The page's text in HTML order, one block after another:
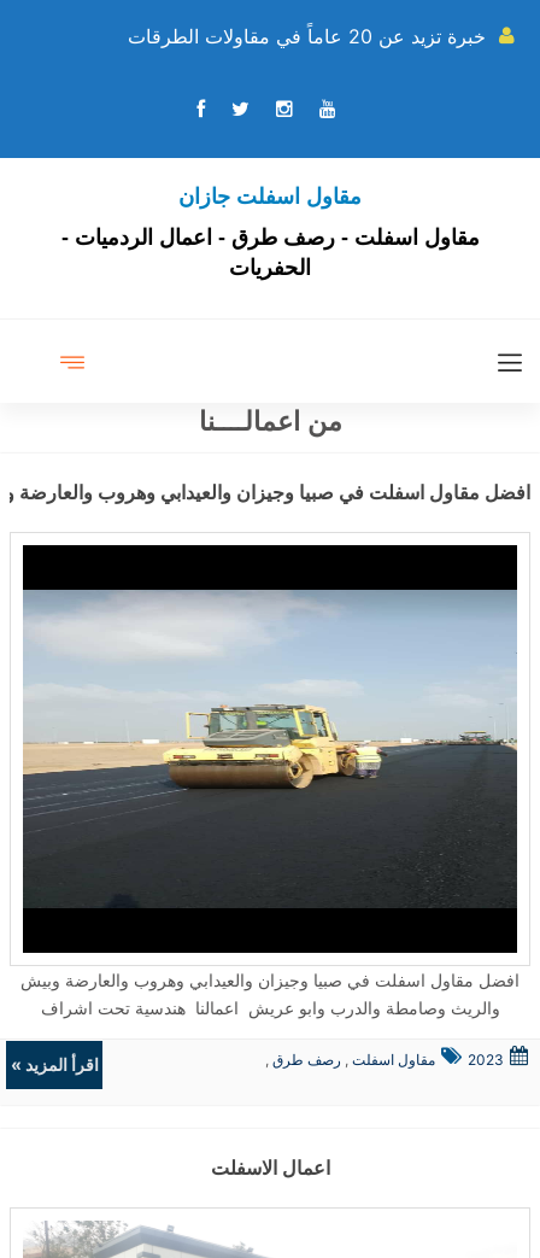
خبرة تزيد عن 20 عاماً في مقاولات الطرقات
مقاول اسفلت جازان
مقاول اسفلت - رصف طرق - اعمال الردميات -
الحفريات
من اعمالــــنا
افضل مقاول اسفلت في صبيا وجيزان والعيدابي وهروب والعارضة
افضل مقاول اسفلت في صبيا وجيزان والعيدابي وهروب والعارضة وبيش
والريث وصامطة والدرب وابو عريش اعمالنا هندسية تحت اشراف
2023 مقاول اسفلت , رصف طرق ,
اقرأ المزيد »
اعمال الاسفلت